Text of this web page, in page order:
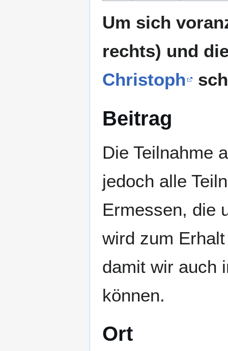
Um sich
rechts) und
Christoph
Beitrag
Die Teilnahme
jedoch alle
Ermessen, die
wird zum
damit wir auch
können.
Ort